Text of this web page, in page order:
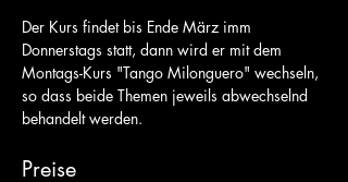
Der Kurs findet bis Ende März imm
Donnerstags statt, dann wird er mit dem
Montags-Kurs "Tango Milonguero" wechseln,
so dass beide Themen jeweils abwechselnd
behandelt werden.
Preise